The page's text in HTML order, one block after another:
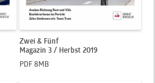
Zwei & Fünf
Magazin 3 / Herbst 2019
PDF 8MB